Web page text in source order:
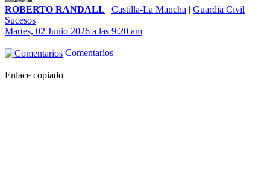
ROBERTO RANDALL | Castilla-La Mancha | Guardia Civil |
Sucesos
Martes, 02 Junio 2026 a las 9:20 am
Comentarios
Enlace copiado